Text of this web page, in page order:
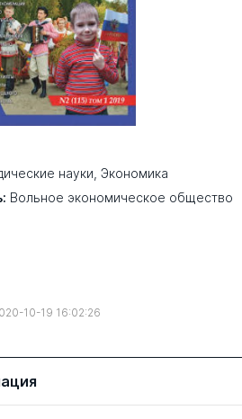
науки Экономика
Вольное экономическое общество
10-19 16:02:26